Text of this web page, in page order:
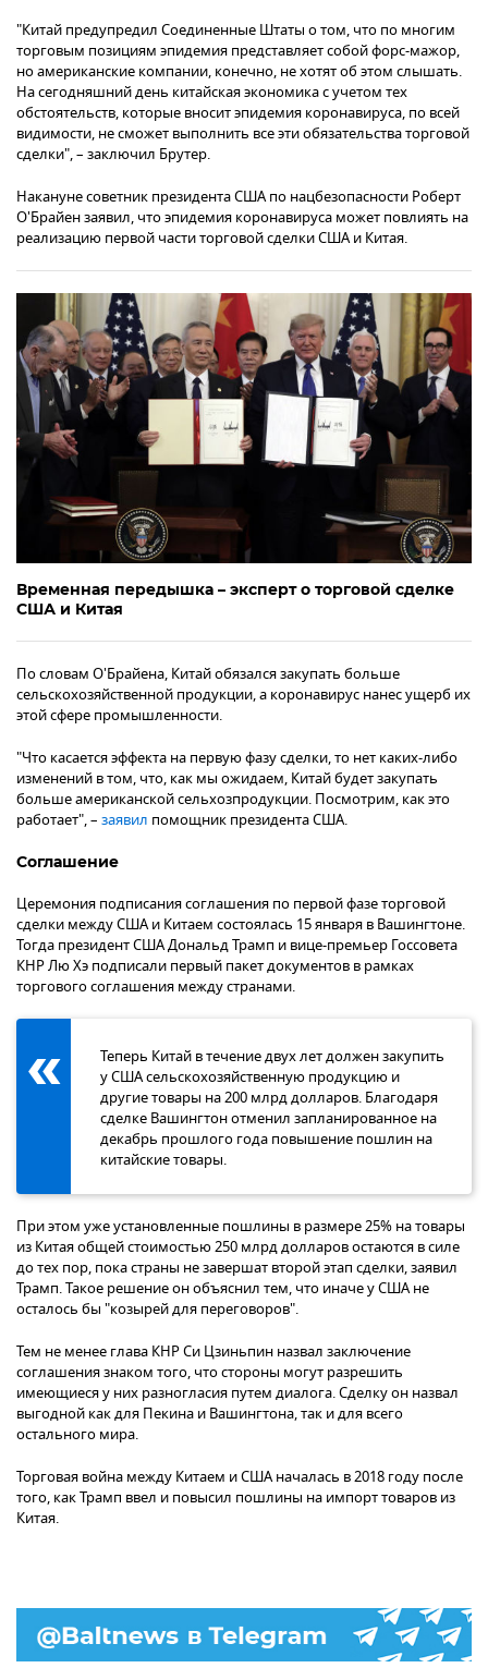
"Китай предупредил Соединенные Штаты о том, что по многим
торговым позициям эпидемия представляет собой форс-мажор,
но американские компании, конечно, не хотят об этом слышать.
На сегодняшний день китайская экономика с учетом тех
обстоятельств, которые вносит эпидемия коронавируса, по всей
видимости, не сможет выполнить все эти обязательства торговой
сделки", – заключил Брутер.
Накануне советник президента США по нацбезопасности Роберт
О'Брайен заявил, что эпидемия коронавируса может повлиять на
реализацию первой части торговой сделки США и Китая.
Временная передышка – эксперт о торговой сделке
США и Китая
По словам О'Брайена, Китай обязался закупать больше
сельскохозяйственной продукции, а коронавирус нанес ущерб их
этой сфере промышленности.
"Что касается эффекта на первую фазу сделки, то нет каких-либо
изменений в том, что, как мы ожидаем, Китай будет закупать
больше американской сельхозпродукции. Посмотрим, как это
работает", – заявил помощник президента США.
Соглашение
Церемония подписания соглашения по первой фазе торговой
сделки между США и Китаем состоялась 15 января в Вашингтоне.
Тогда президент США Дональд Трамп и вице-премьер Госсовета
КНР Лю Хэ подписали первый пакет документов в рамках
торгового соглашения между странами.
Теперь Китай в течение двух лет должен закупить
у США сельскохозяйственную продукцию и
другие товары на 200 млрд долларов. Благодаря
сделке Вашингтон отменил запланированное на
декабрь прошлого года повышение пошлин на
китайские товары.
При этом уже установленные пошлины в размере 25% на товары
из Китая общей стоимостью 250 млрд долларов остаются в силе
до тех пор, пока страны не завершат второй этап сделки, заявил
Трамп. Такое решение он объяснил тем, что иначе у США не
осталось бы "козырей для переговоров".
Тем не менее глава КНР Си Цзиньпин назвал заключение
соглашения знаком того, что стороны могут разрешить
имеющиеся у них разногласия путем диалога. Сделку он назвал
выгодной как для Пекина и Вашингтона, так и для всего
остального мира.
Торговая война между Китаем и США началась в 2018 году после
того, как Трамп ввел и повысил пошлины на импорт товаров из
Китая.